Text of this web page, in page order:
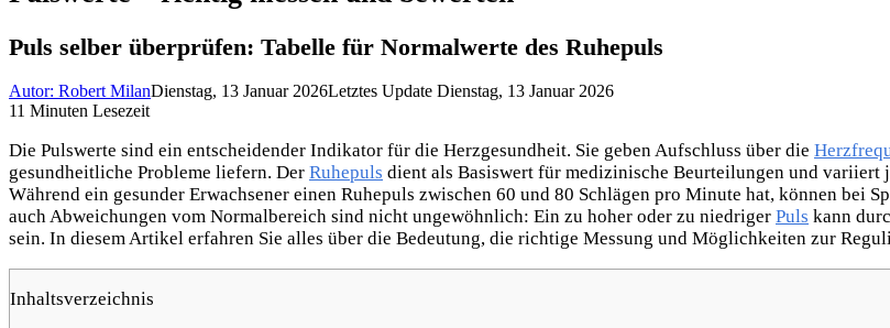
Puls selber überprüfen: Tabelle für Normalwerte des Ruhepuls
Autor: Robert MilanDienstag, 13 Januar 2026Letztes Update Dienstag, 13 Januar 2026
11 Minuten Lesezeit
Die Pulswerte sind ein entscheidender Indikator für die Herzgesundheit. Sie geben Aufschluss über die
gesundheitliche Probleme liefern. Der Ruhepuls dient als Basiswert für medizinische Beurteilungen und variiert
Während ein gesunder Erwachsener einen Ruhepuls zwischen 60 und 80 Schlägen pro Minute hat, können bei
auch Abweichungen vom Normalbereich sind nicht ungewöhnlich: Ein zu hoher oder zu niedriger Puls kann
sein. In diesem Artikel erfahren Sie alles über die Bedeutung, die richtige Messung und Möglichkeiten zur
Inhaltsverzeichnis